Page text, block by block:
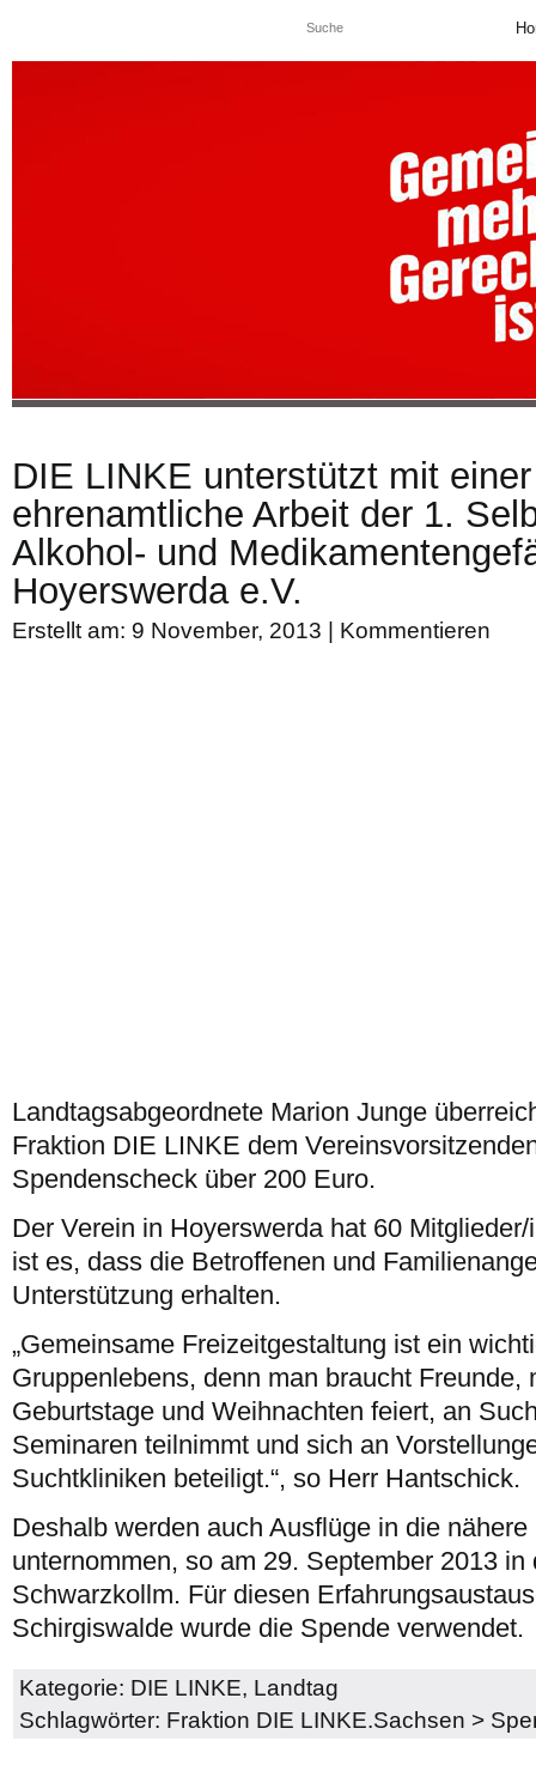
DIE LINKE unterstützt mit
ehrenamtliche Arbeit der 1.
Alkohol- und
Hoyerswerda e.V.
Erstellt am: 9 November, 2013 | Kommentieren
Landtagsabgeordnete Marion Junge
Fraktion DIE LINKE dem
Spendenscheck über 200 Euro.
Der Verein in Hoyerswerda hat 60
ist es, dass die Betroffenen und
Unterstützung erhalten.
„Gemeinsame Freizeitgestaltung ist ein
Gruppenlebens, denn man braucht Freunde,
Geburtstage und Weihnachten feiert, an
Seminaren teilnimmt und sich an
Suchtkliniken beteiligt.“, so Herr Hantschick.
Deshalb werden auch Ausflüge in die
unternommen, so am 29. September 2013
Schwarzkollm. Für diesen
Schirgiswalde wurde die Spende verwendet.
Kategorie: DIE LINKE, Landtag
Schlagwörter: Fraktion DIE LINKE.Sachsen >